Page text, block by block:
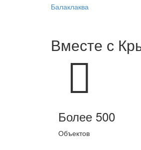
Балаклаква
Вместе с
Более 500
Объектов